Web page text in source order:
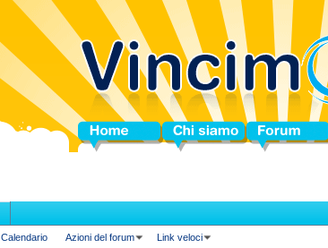
Home Chi siamo Forum
Calendario Azioni del forum Link veloci